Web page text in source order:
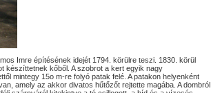
Imre építésének idejét 1794. körülre teszi. 1830. körül
készíttetnek kőből. A szobrot a kert egyik nagy
mintegy 15o m-re folyó patak felé. A patakon helyenként
amely az akkor divatos hűtőzőt rejtette magába. A dombról